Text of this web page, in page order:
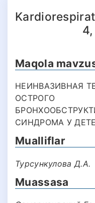
Maqola
НЕИНВАЗИВНАЯ
ОСТРОГО
СИНДРОМА У
Mualliflar
Турсункулова Д.А.
Muassasa